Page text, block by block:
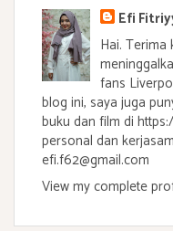
Efi
Hai. Terima
fans
blog ini, saya juga
buku dan film di
personal dan
efi.f62@gmail.com
View my complete